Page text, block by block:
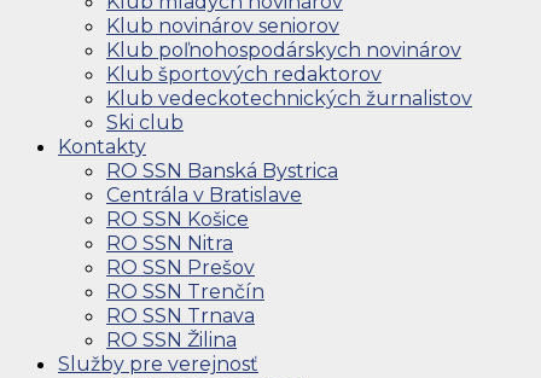
Klub novinárov seniorov
Klub poľnohospodárskych novinárov
Klub športových redaktorov
Klub vedeckotechnických žurnalistov
Ski club
Kontakty
RO SSN Banská Bystrica
Centrála v Bratislave
RO SSN Košice
RO SSN Nitra
RO SSN Prešov
RO SSN Trenčín
RO SSN Trnava
RO SSN Žilina
Služby pre verejnosť